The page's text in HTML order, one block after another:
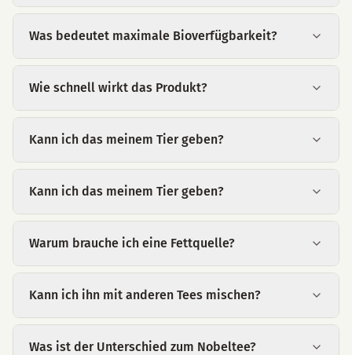
Was bedeutet maximale Bioverfügbarkeit?
Wie schnell wirkt das Produkt?
Kann ich das meinem Tier geben?
Kann ich das meinem Tier geben?
Warum brauche ich eine Fettquelle?
Kann ich ihn mit anderen Tees mischen?
Was ist der Unterschied zum Nobeltee?